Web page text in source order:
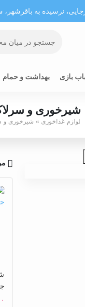
نرسیده به باقرشهر،
بازی بهداشت و حمام
شیرخوری و
لوازم غذاخوری » شیرخوری و